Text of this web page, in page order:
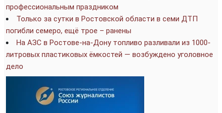
профессиональным праздником
Только за сутки в Ростовской области в семи ДТП
погибли семеро, ещё трое – ранены
На АЗС в Ростове-на-Дону топливо разливали из 1000-
литровых пластиковых ёмкостей — возбуждено уголовное
дело